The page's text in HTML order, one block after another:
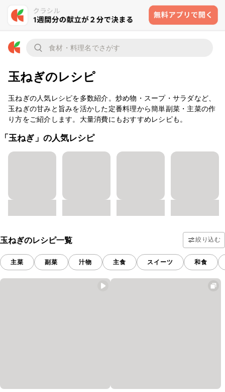
玉ねぎのレシピ
玉ねぎの人気レシピを多数紹介。炒め物・スープ・サラダなど、
玉ねぎの甘みと旨みを活かした定番料理から簡単副菜・主菜の作
り方をご紹介します。大量消費にもおすすめレシピも。
「玉ねぎ」の人気レシピ
玉ねぎのレシピ一覧 絞り込む
主菜 副菜 汁物 主食 スイーツ 和食